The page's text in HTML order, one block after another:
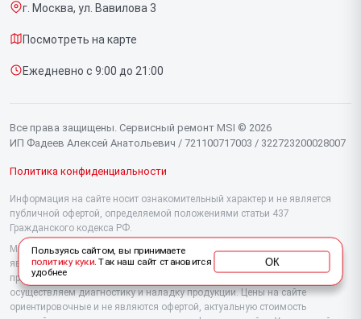
Доставка и способы оплаты
Диагностика
Контакты
г. Москва, ул. Вавилова 3
Посмотреть на карте
Ежедневно с 9:00 до 21:00
Все права защищены. Сервисный ремонт MSI © 2026
ИП Фадеев Алексей Анатольевич / 721100717003 / 322723200028007
Политика конфиденциальности
Информация на сайте носит ознакомительный характер и не является
публичной офертой, определяемой положениями статьи 437
Гражданского кодекса РФ.
Мы специализируемся на обслуживании и ремонте техники MSI, но не
являемся их официальным представителем. Предоставляем
профессиональные услуги после истечения гарантии, а также
осуществляем диагностику и наладку продукции. Цены на сайте
ориентировочные и не являются офертой, актуальную стоимость
Пользуясь сайтом, вы принимаете
политику куки. Так наш сайт становится
удобнее
ОК